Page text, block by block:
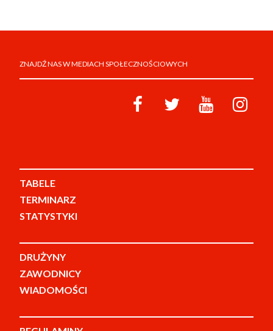
ZNAJDŹ NAS W MEDIACH SPOŁECZNOŚCIOWYCH
TABELE
TERMINARZ
STATYSTYKI
DRUŻYNY
ZAWODNICY
WIADOMOŚCI